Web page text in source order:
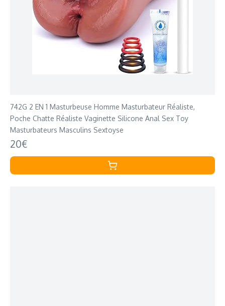
742G 2 EN 1 Masturbeuse Homme Masturbateur Réaliste,
Poche Chatte Réaliste Vaginette Silicone Anal Sex Toy
Masturbateurs Masculins Sextoyse
20€